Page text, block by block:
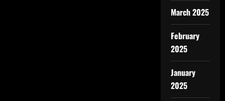
March 2025
February
2025
January
2025